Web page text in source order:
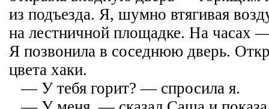
из подъезда. Я, шумно втягивая
на лестничной площадке. На часах
Я позвонила в соседнюю дверь.
цвета хаки.
— У тебя горит? — спросила я.